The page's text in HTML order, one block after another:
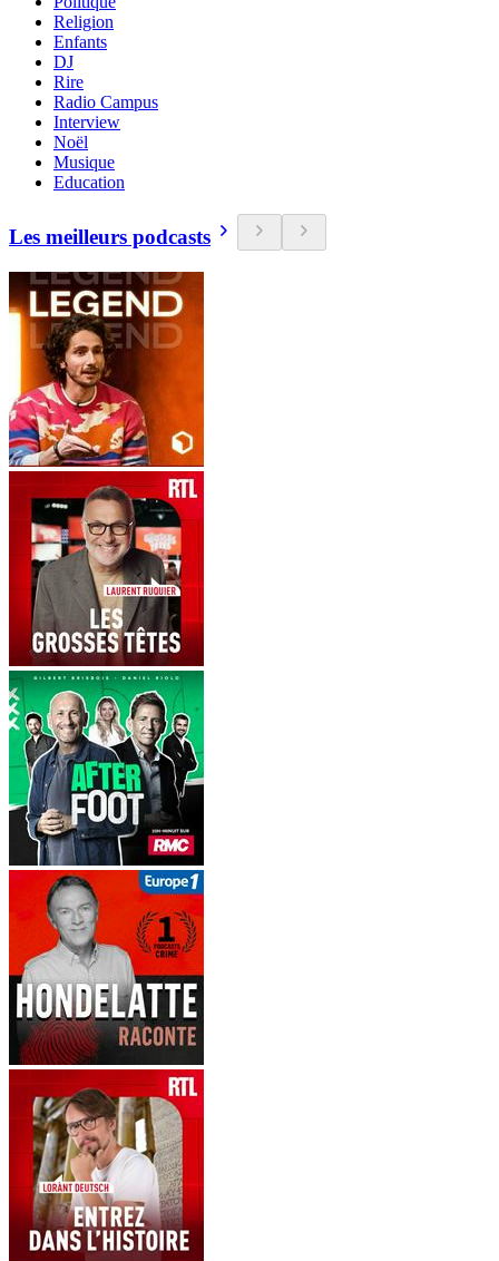
Religion
Enfants
DJ
Rire
Radio Campus
Interview
Noël
Musique
Education
Les meilleurs podcasts